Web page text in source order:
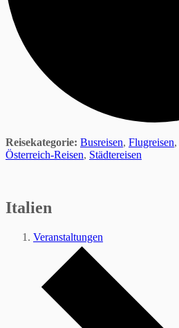
Reisekategorie: Busreisen, Flugreisen,
Österreich-Reisen, Städtereisen
Italien
Veranstaltungen